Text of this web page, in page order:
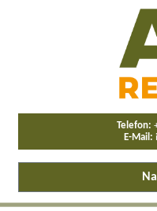
Telefon:
E-Mail: